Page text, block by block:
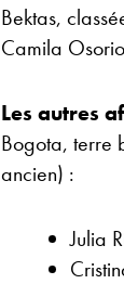
Bektas,
Camila
Les autres
Bogota, terre
ancien) :
Julia